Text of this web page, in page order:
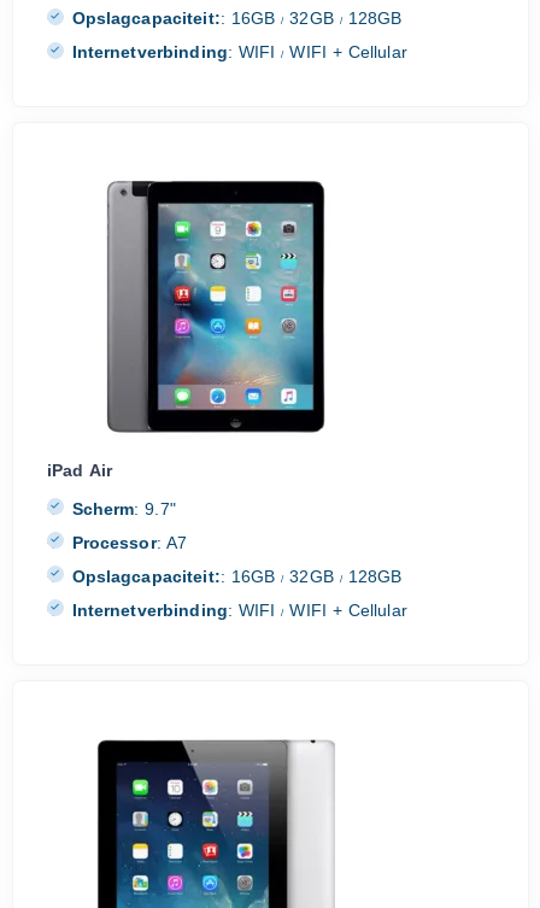
Opslagcapaciteit:: 16GB/ 32GB /128GB
Internetverbinding: WIFI/ WIFI + Cellular
iPad Air
Scherm: 9.7"
Processor: A7
Opslagcapaciteit:: 16GB/ 32GB /128GB
Internetverbinding: WIFI/ WIFI + Cellular